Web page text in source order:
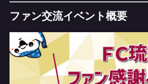
ファン交流イベント概要